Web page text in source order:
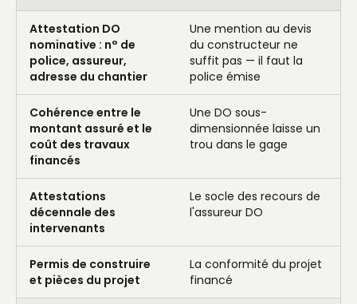
Attestation DO
nominative : n° de
police, assureur,
adresse du chantier
Une mention au devis
du constructeur ne
suffit pas — il faut la
police émise
Cohérence entre le
montant assuré et le
coût des travaux
financés
Une DO sous-
dimensionnée laisse un
trou dans le gage
Attestations
décennale des
intervenants
Le socle des recours de
l'assureur DO
Permis de construire
et pièces du projet
La conformité du projet
financé